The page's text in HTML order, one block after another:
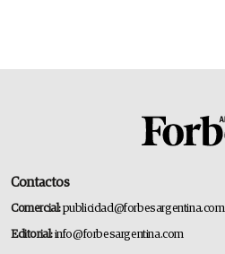
Contactos
Comercial:publicidad@forbesargentina.com
Editorial:info@forbesargentina.com